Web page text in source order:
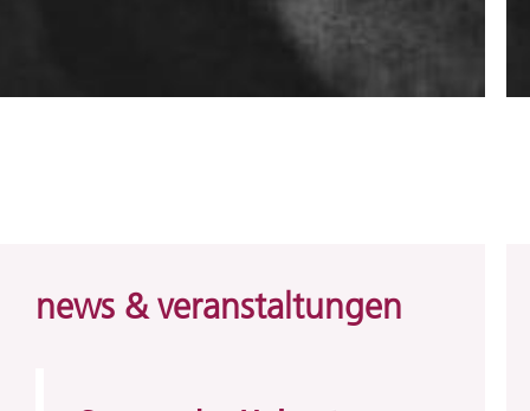
news & veranstaltungen